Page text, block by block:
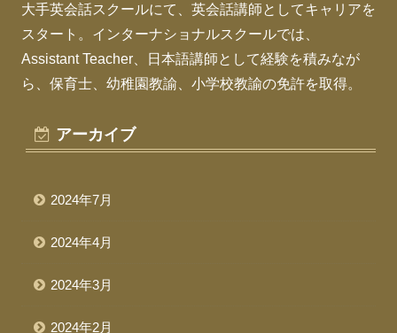
大手英会話スクールにて、英会話講師としてキャリアを
スタート。インターナショナルスクールでは、
Assistant Teacher、日本語講師として経験を積みなが
ら、保育士、幼稚園教諭、小学校教諭の免許を取得。
アーカイブ
2024年7月
2024年4月
2024年3月
2024年2月